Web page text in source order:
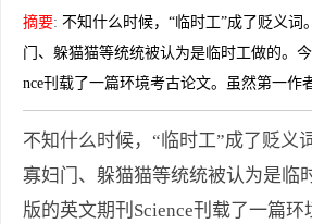
摘要: 不知什么时候，“临时工”成了贬义词
门、躲猫猫等统统被认为是临时工做的。
nce刊载了一篇环境考古论文。虽然第一作
不知什么时候，“临时工”成了贬义
寡妇门、躲猫猫等统统被认为是临
版的英文期刊Science刊载了一篇